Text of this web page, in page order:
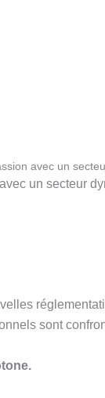
avec un
un secteur
sont